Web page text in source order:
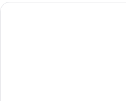
Premier Inn Nürnberg City